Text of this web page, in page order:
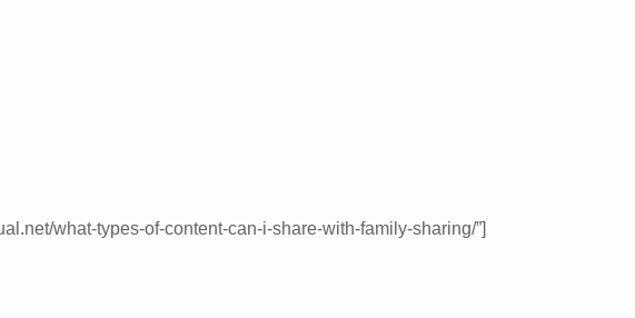
what-types-of-content-can-i-share-with-family-sharing/”]